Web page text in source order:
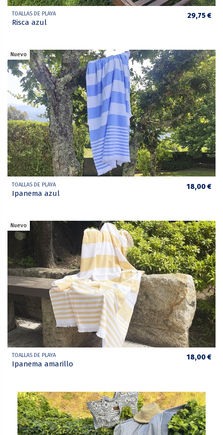
TOALLAS DE PLAYA
Risca azul
29,75 €
Nuevo
TOALLAS DE PLAYA
Ipanema azul
18,00 €
Nuevo
TOALLAS DE PLAYA
Ipanema amarillo
18,00 €